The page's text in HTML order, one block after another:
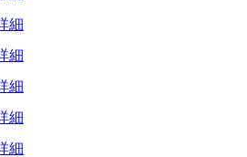
細
細
細
細
細